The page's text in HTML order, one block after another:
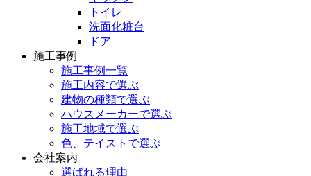
トイレ
洗面化粧台
ドア
施工事例
施工事例一覧
施工内容で選ぶ
建物の種類で選ぶ
ハウスメーカーで選ぶ
施工地域で選ぶ
色、テイストで選ぶ
会社案内
選ばれる理由